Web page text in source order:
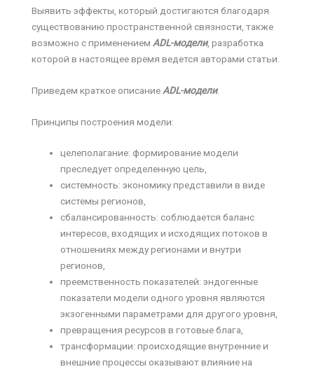
Выявить эффекты, который достигаются благодаря
существованию пространственной связности, также
возможно с применением ADL-модели, разработка
которой в настоящее время ведется авторами статьи.
Приведем краткое описание ADL-модели.
Принципы построения модели:
целеполагание: формирование модели
преследует определенную цель,
системность: экономику представили в виде
системы регионов,
сбалансированность: соблюдается баланс
интересов, входящих и исходящих потоков в
отношениях между регионами и внутри
регионов,
преемственность показателей: эндогенные
показатели модели одного уровня являются
экзогенными параметрами для другого уровня,
превращения ресурсов в готовые блага,
трансформации: происходящие внутренние и
внешние процессы оказывают влияние на